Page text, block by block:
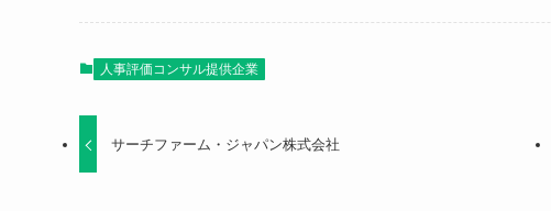
人事評価コンサル提供企業
サーチファーム・ジャパン株式会社